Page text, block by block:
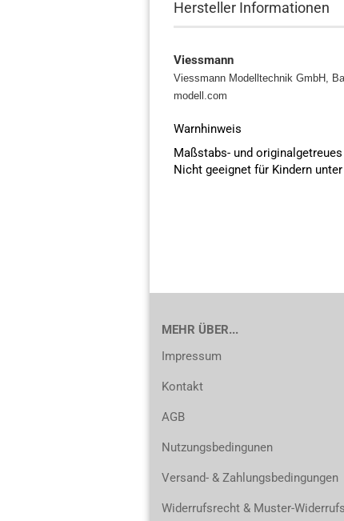
Hersteller Informationen
Viessmann
Viessmann Modelltechnik GmbH,
modell.com
Warnhinweis
Maßstabs- und
Nicht geeignet für Kindern
MEHR ÜBER...
Impressum
Kontakt
AGB
Nutzungsbedingunen
Versand- & Zahlungsbedingungen
Widerrufsrecht & Muster-